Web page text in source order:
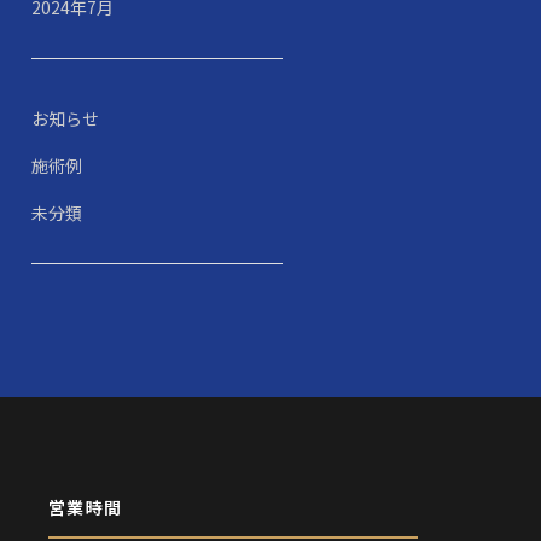
2024年7月
お知らせ
施術例
未分類
営業時間